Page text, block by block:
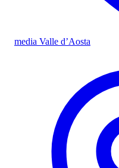
media Valle d’Aosta